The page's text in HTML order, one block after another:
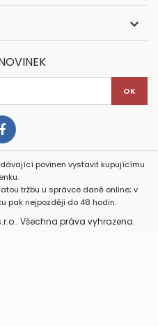

povinen vystavit kupujícímu
tržbu u správce daně online; v
pak nejpozději do 48 hodin.
Všechna práva vyhrazena.